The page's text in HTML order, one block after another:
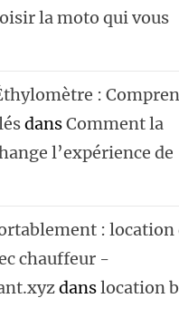
la moto qui vous
:
dansComment la
l’expérience de
: location
chauffeur -
danslocation